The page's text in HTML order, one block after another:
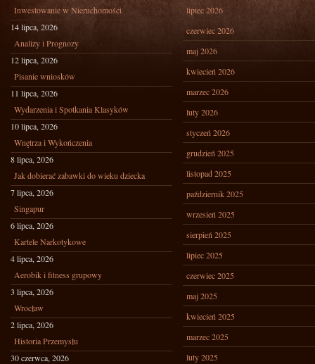
Inwestowanie w Nieruchomości
14 lipca, 2026
Analizy i Prognozy
12 lipca, 2026
Pisanie wniosków
11 lipca, 2026
Wydarzenia i Spotkania Klasyków
10 lipca, 2026
Wnętrza i Wykończenia
8 lipca, 2026
Jak dobierać zabawki do wieku dziecka
7 lipca, 2026
Singapur
6 lipca, 2026
Kartele Narkotykowe
4 lipca, 2026
Aerobik i fitness grupowy
3 lipca, 2026
Wrocław
2 lipca, 2026
Historia Przemysłu
30 czerwca, 2026
lipiec 2026
czerwiec 2026
maj 2026
kwiecień 2026
marzec 2026
luty 2026
styczeń 2026
grudzień 2025
listopad 2025
październik 2025
wrzesień 2025
sierpień 2025
lipiec 2025
czerwiec 2025
maj 2025
kwiecień 2025
marzec 2025
luty 2025